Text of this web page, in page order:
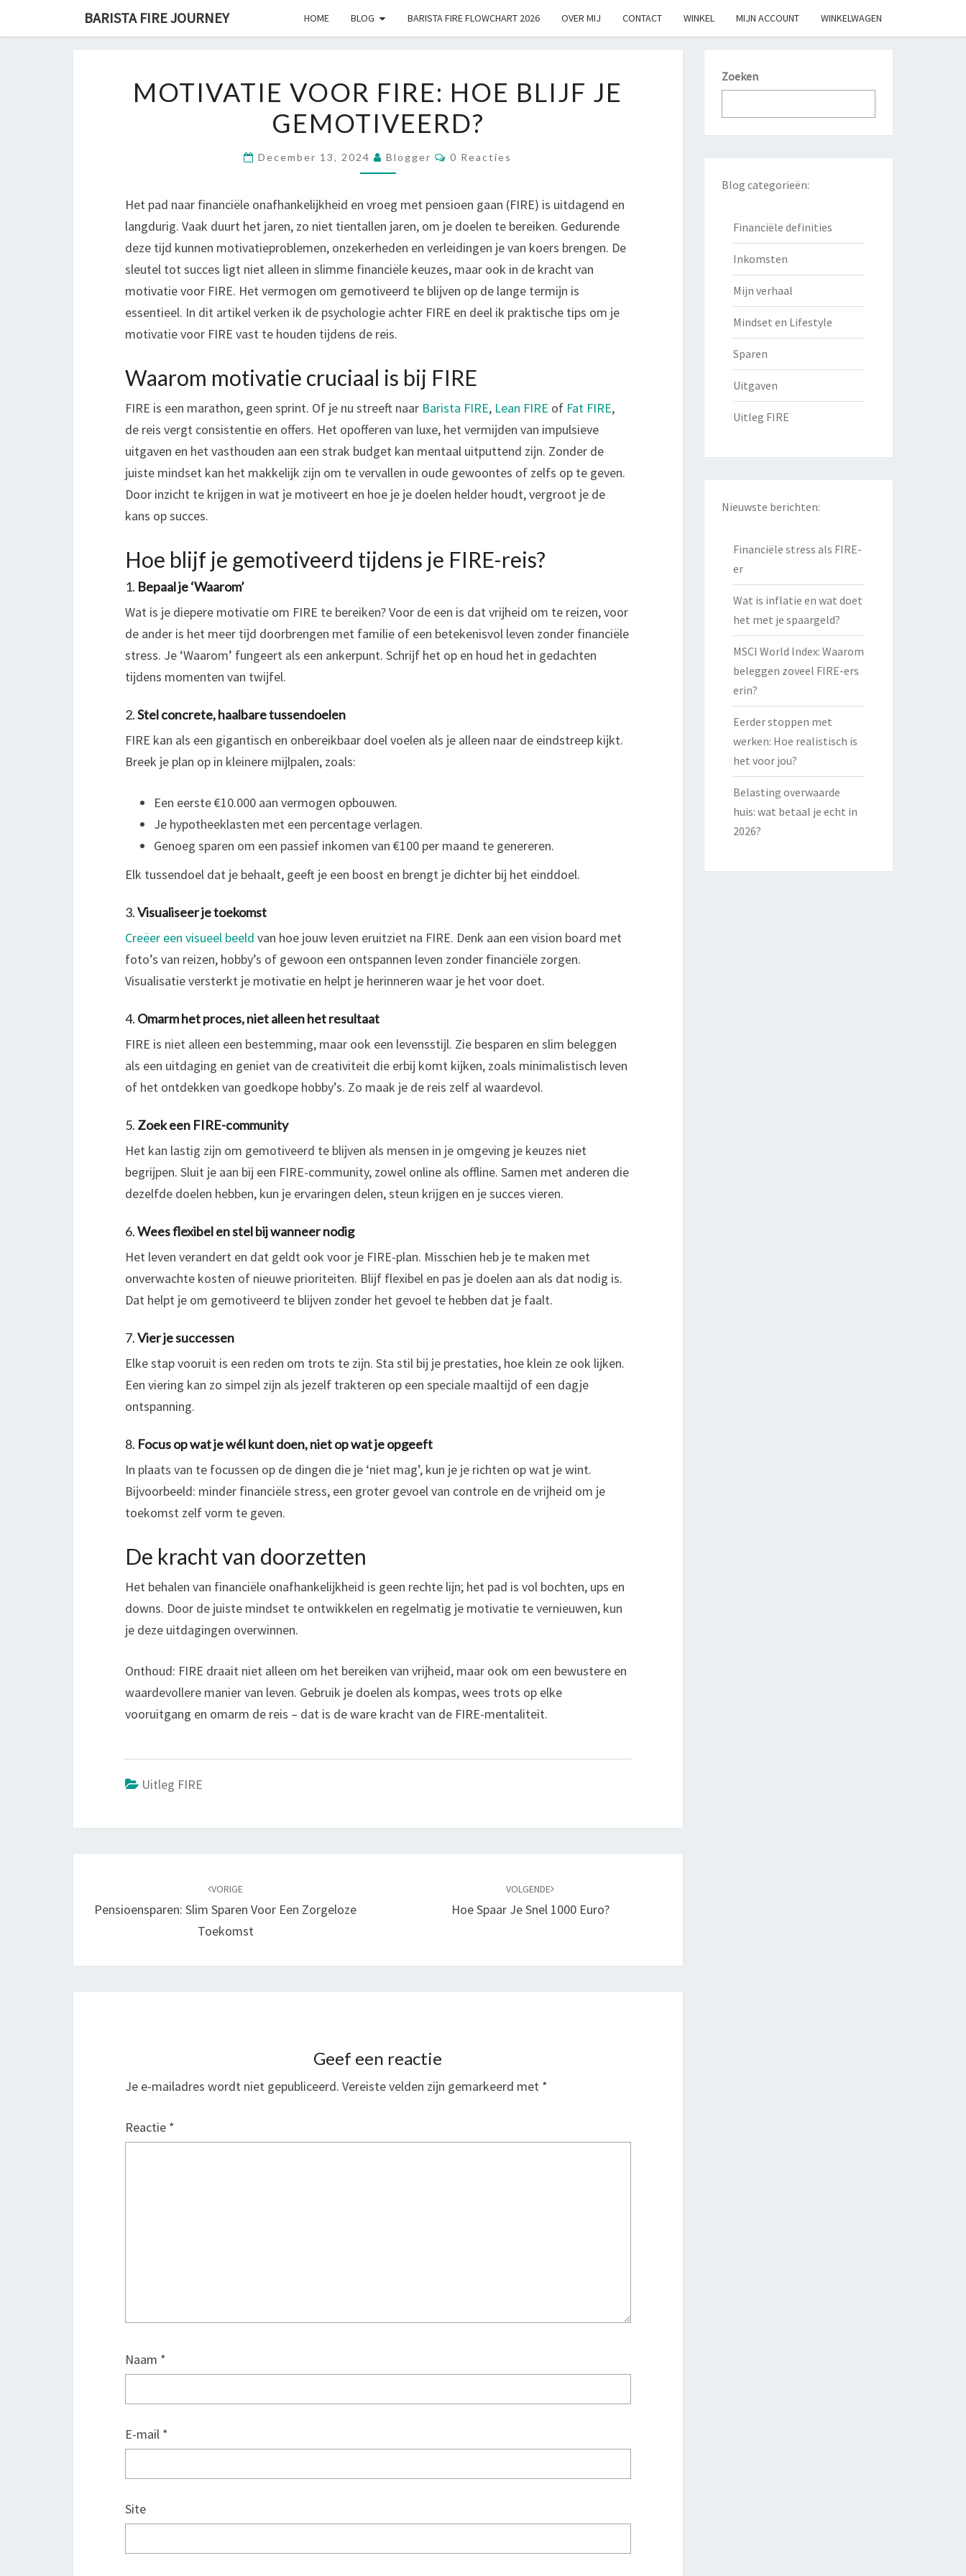
BARISTA FIRE JOURNEY HOME BLOG BARISTA FIRE FLOWCHART 2026 OVER MIJ CONTACT WINKEL MIJN ACCOUNT WINKELWAGEN
VOOR
FIRE:
HOE
BLIJF
GEMOTIVEERD?
MOTIVATIE VOOR FIRE: HOE BLIJF JE
GEMOTIVEERD?
December 13, 2024 Blogger Reacties
0 Reacties
Het pad naar financiële onafhankelijkheid en vroeg met pensioen gaan (FIRE) is uitdagend en
langdurig. Vaak duurt het jaren, zo niet tientallen jaren, om je doelen te bereiken. Gedurende
deze tijd kunnen motivatieproblemen, onzekerheden en verleidingen je van koers brengen. De
sleutel tot succes ligt niet alleen in slimme financiële keuzes, maar ook in de kracht van
motivatie voor FIRE. Het vermogen om gemotiveerd te blijven op de lange termijn is
essentieel. In dit artikel verken ik de psychologie achter FIRE en deel ik praktische tips om je
motivatie voor FIRE vast te houden tijdens de reis.
Waarom motivatie cruciaal is bij FIRE
FIRE is een marathon, geen sprint. Of je nu streeft naar Barista FIRE, Lean FIRE of Fat FIRE,
de reis vergt consistentie en offers. Het opofferen van luxe, het vermijden van impulsieve
uitgaven en het vasthouden aan een strak budget kan mentaal uitputtend zijn. Zonder de
juiste mindset kan het makkelijk zijn om te vervallen in oude gewoontes of zelfs op te geven.
Door inzicht te krijgen in wat je motiveert en hoe je je doelen helder houdt, vergroot je de
kans op succes.
Hoe blijf je gemotiveerd tijdens je FIRE-reis?
1. Bepaal je ‘Waarom’
Wat is je diepere motivatie om FIRE te bereiken? Voor de een is dat vrijheid om te reizen, voor
de ander is het meer tijd doorbrengen met familie of een betekenisvol leven zonder financiële
stress. Je ‘Waarom’ fungeert als een ankerpunt. Schrijf het op en houd het in gedachten
tijdens momenten van twijfel.
2.Stel concrete, haalbare tussendoelen
FIRE kan als een gigantisch en onbereikbaar doel voelen als je alleen naar de eindstreep kijkt.
Breek je plan op in kleinere mijlpalen, zoals:
Een eerste €10.000 aan vermogen opbouwen.
Je hypotheeklasten met een percentage verlagen.
Genoeg sparen om een passief inkomen van €100 per maand te genereren.
Elk tussendoel dat je behaalt, geeft je een boost en brengt je dichter bij het einddoel.
3.Visualiseer je toekomst
Creëer een visueel beeld van hoe jouw leven eruitziet na FIRE. Denk aan een vision board met
foto’s van reizen, hobby’s of gewoon een ontspannen leven zonder financiële zorgen.
Visualisatie versterkt je motivatie en helpt je herinneren waar je het voor doet.
4. Omarm het proces, niet alleen het resultaat
FIRE is niet alleen een bestemming, maar ook een levensstijl. Zie besparen en slim beleggen
als een uitdaging en geniet van de creativiteit die erbij komt kijken, zoals minimalistisch leven
of het ontdekken van goedkope hobby’s. Zo maak je de reis zelf al waardevol.
5. Zoek een FIRE-community
Het kan lastig zijn om gemotiveerd te blijven als mensen in je omgeving je keuzes niet
begrijpen. Sluit je aan bij een FIRE-community, zowel online als offline. Samen met anderen die
dezelfde doelen hebben, kun je ervaringen delen, steun krijgen en je succes vieren.
6.Wees flexibel en stel bij wanneer nodig
Het leven verandert en dat geldt ook voor je FIRE-plan. Misschien heb je te maken met
onverwachte kosten of nieuwe prioriteiten. Blijf flexibel en pas je doelen aan als dat nodig is.
Dat helpt je om gemotiveerd te blijven zonder het gevoel te hebben dat je faalt.
7.Vier je successen
Elke stap vooruit is een reden om trots te zijn. Sta stil bij je prestaties, hoe klein ze ook lijken.
Een viering kan zo simpel zijn als jezelf trakteren op een speciale maaltijd of een dagje
ontspanning.
8. Focus op wat je wél kunt doen, niet op wat je opgeeft
In plaats van te focussen op de dingen die je ‘niet mag’, kun je je richten op wat je wint.
Bijvoorbeeld: minder financiële stress, een groter gevoel van controle en de vrijheid om je
toekomst zelf vorm te geven.
De kracht van doorzetten
Het behalen van financiële onafhankelijkheid is geen rechte lijn; het pad is vol bochten, ups en
downs. Door de juiste mindset te ontwikkelen en regelmatig je motivatie te vernieuwen, kun
je deze uitdagingen overwinnen.
Onthoud: FIRE draait niet alleen om het bereiken van vrijheid, maar ook om een bewustere en
waardevollere manier van leven. Gebruik je doelen als kompas, wees trots op elke
vooruitgang en omarm de reis – dat is de ware kracht van de FIRE-mentaliteit.
Uitleg FIRE
VORIGE
Pensioensparen: Slim Sparen Voor Een Zorgeloze
Toekomst
VOLGENDE
Hoe Spaar Je Snel 1000 Euro?
Geef een reactie
Je e-mailadres wordt niet gepubliceerd. Vereiste velden zijn gemarkeerd met *
Reactie *
Naam *
E-mail *
Site
Zoeken
Blog categorieën:
Financiële definities
Inkomsten
Mijn verhaal
Mindset en Lifestyle
Sparen
Uitgaven
Uitleg FIRE
Nieuwste berichten:
Financiële stress als FIRE-
er
Wat is inflatie en wat doet
het met je spaargeld?
MSCI World Index: Waarom
beleggen zoveel FIRE-ers
erin?
Eerder stoppen met
werken: Hoe realistisch is
het voor jou?
Belasting overwaarde
huis: wat betaal je echt in
2026?